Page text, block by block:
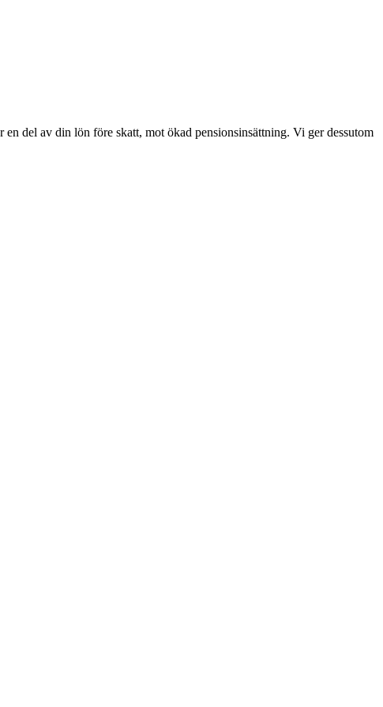
del av din lön före skatt, mot ökad pensionsinsättning. Vi ger dessutom